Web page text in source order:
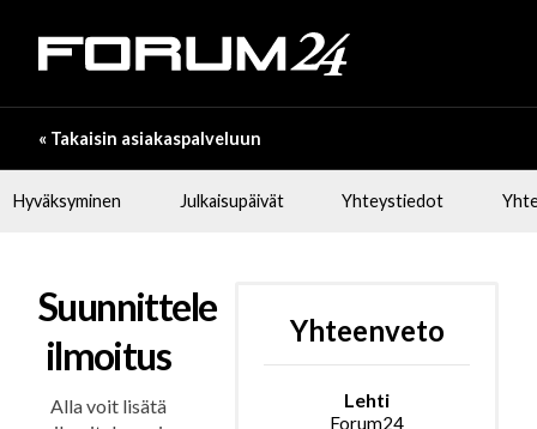
« Takaisin asiakaspalveluun
Hyväksyminen Julkaisupäivät Yhteystiedot
Suunnittele
ilmoitus
Alla voit lisätä
Yhteenveto
Lehti
Forum24